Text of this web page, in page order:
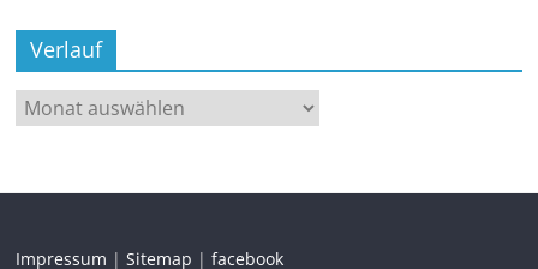
Verlauf
Impressum |Sitemap |facebook